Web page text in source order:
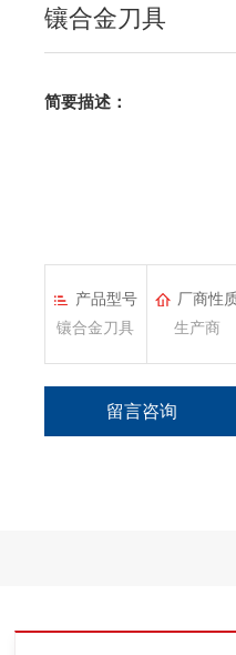
镶合金刀具
简要描述：
产品型号
镶合金刀具
厂商性
生产商
留言咨询